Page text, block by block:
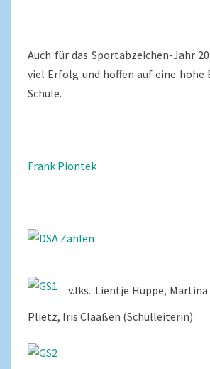
Auch für das Sportabzeichen-Jahr
viel Erfolg und hoffen auf eine
Schule.
Frank Piontek
v.lks.: Lientje Hüppe,
Plietz, Iris Claaßen (Schulleiterin)